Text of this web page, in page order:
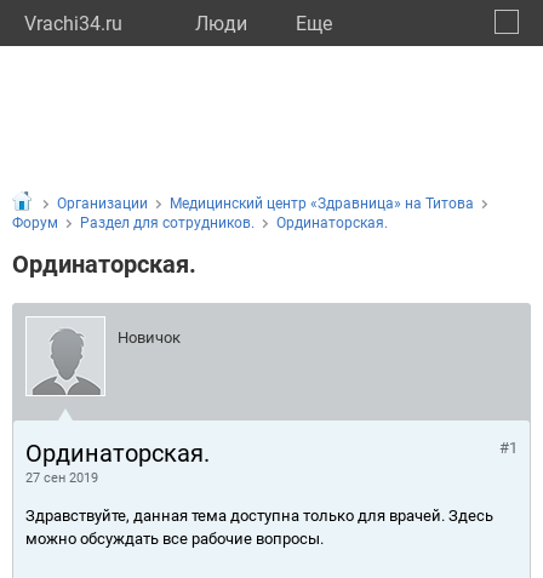
Vrachi34.ru Люди Eще
Организации
Медицинский центр «Здравница» на Титова
Форум
Раздел для сотрудников. Ординаторская.
Ординаторская.
Новичок
Ординаторская.
27 сен 2019
#1
Здравствуйте, данная тема доступна только для врачей. Здесь
можно обсуждать все рабочие вопросы.